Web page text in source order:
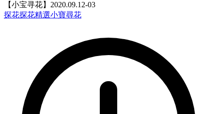
【小宝寻花】2020.09.12-03
探花探花精選小寶尋花